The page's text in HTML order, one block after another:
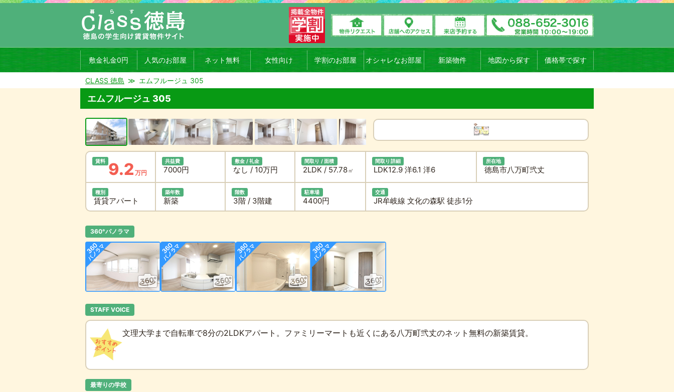
敷金礼金0円 人気のお部屋 ネット無料 女性向け 学割のお部屋 オシャレなお部屋 新築物件 地図から探す 価格帯で探す
CLASS 徳島 エムフルージュ 305
エムフルージュ 305
賃料 9.2 万円
共益費
7000円
敷金 / 礼金
なし / 10万円
間取り / 面積
2LDK / 57.78㎡
間取り詳細
LDK12.9 洋6.1 洋6
所在地
徳島市八万町弐丈
種別
賃貸アパート
築年数
新築
階数
3階 / 3階建
駐車場
4400円
交通
JR牟岐線 文化の森駅 徒歩1分
360°パノラマ
STAFF VOICE
文理大学まで自転車で8分の2LDKアパート。ファミリーマートも近くにある八万町弐丈のネット無料の新築賃貸。
最寄りの学校